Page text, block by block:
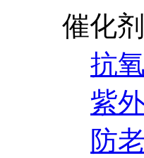
催化
抗
紫
防